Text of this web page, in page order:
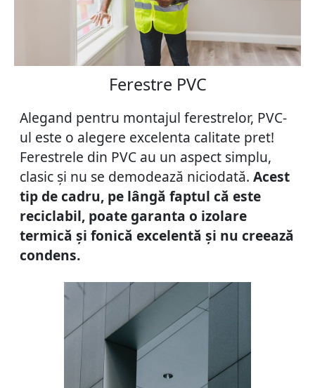
Ferestre PVC
Alegand pentru montajul ferestrelor, PVC-
ul este o alegere excelenta calitate pret!
Ferestrele din PVC au un aspect simplu,
clasic și nu se demodează niciodată. Acest
tip de cadru, pe lângă faptul că este
reciclabil, poate garanta o izolare
termică și fonică excelentă și nu creează
condens.